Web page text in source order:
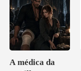
A médica da